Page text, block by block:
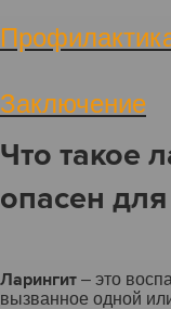
Заключение
Что такое
опасен для
Ларингит – это
вызванное одной